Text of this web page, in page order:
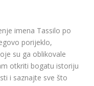
imena Tassilo po
porijeklo,
su ga oblikovale
otkriti bogatu istoriju
i saznajte sve što